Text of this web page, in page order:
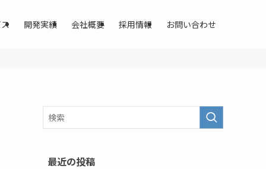
開発実績 会社概要 採用情報 お問い合わせ
最近の投稿